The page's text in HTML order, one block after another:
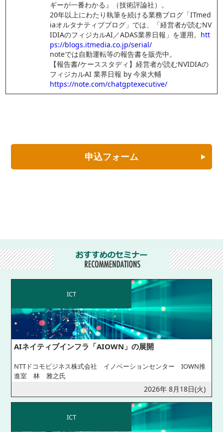
ギーが一番わかる』（技術評論社）。
20年以上にわたり執筆を続ける業務ブログ「ITmed
iaオルタナティブブログ」では、「経営者が読むNV
IDIAのフィジカルAI／ADAS業界日報」を運用。 htt
ps://blogs.itmedia.co.jp/serial/
noteでは自動運転等の報告書を販売中。
【報告書/ケーススタディ】経営者が読むNVIDIAの
フィジカルAI 業界日報 by 今泉大輔
https://note.com/chatgptexecutive/
申込フォーム
ICT
AIネイティブインフラ「AIOWN」の展開
NTTドコモビジネス株式会社 イノベーションセンター IOWN推
進室 林 雅之氏
2026年 8月18日(火)
ICT